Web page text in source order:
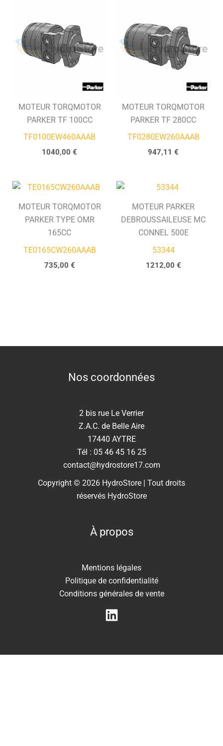
MOTEUR TORQMOTOR
PARKER TF 100CC
TF0100EW460AAAB
1040,00€
MOTEUR TORQMOTOR
PARKER TF 280CC
TF0280EW260AAAB
947,11€
MOTEUR TORQMOTOR
PARKER TYPE OMR
165CC
TE0165CW260AAAB
735,00 €
MOTEUR PARKER
DEBROUSSAILEUSE MC
CONNEL 500E
53344
1212,00 €
Nos coordonnées
2 bis rue Le Verrier
Z.A.C. de Belle Aire
17440 AYTRE
Tél : 05 46 45 16 25
contact@hydrostore17.com
Copyright © 2026 HydroStore | Tout droits
réservés HydroStore
À propos
Mentions légales
Politique de confidentialité
Conditions générales de vente